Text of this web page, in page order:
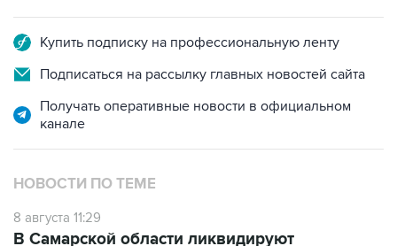
Купить подписку на профессиональную ленту
Подписаться на рассылку главных новостей сайта
Получать оперативные новости в официальном
канале
НОВОСТИ ПО ТЕМЕ
8 августа 11:29
В Самарской области ликвидируют